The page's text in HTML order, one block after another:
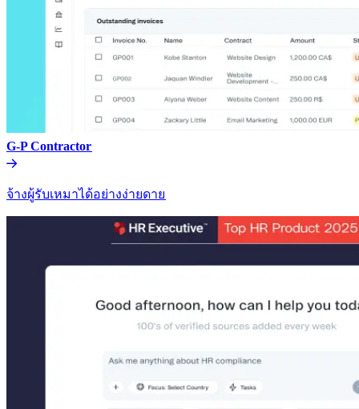
G-P Contractor​​
จ้างผู้รับเหมาได้อย่างง่ายดาย​​